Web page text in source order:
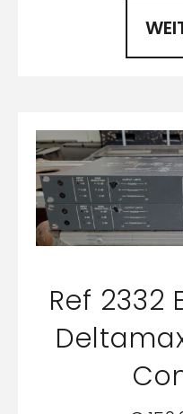
Ref 2332